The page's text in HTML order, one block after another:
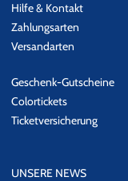
Hilfe & Kontakt
Zahlungsarten
Versandarten
Geschenk-Gutscheine
Colortickets
Ticketversicherung
UNSERE NEWS